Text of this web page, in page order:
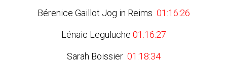
Bérenice Gaillot Jog in Reims 01:16:26
Lénaic Leguluche 01:16:27
Sarah Boissier 01:18:34